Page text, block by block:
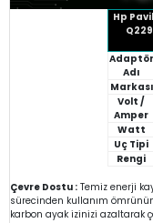
Hp
Adaptör
Adı
Markası
Volt /
Amper
Watt
Uç Tipi
Rengi
Çevre Dostu : Temiz enerji
sürecinden kullanım
karbon ayak izinizi azaltarak